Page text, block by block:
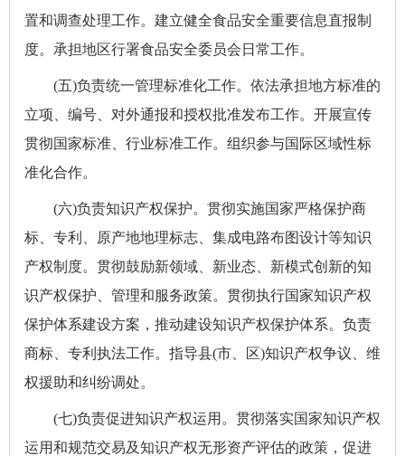
置和调查处理工作。建立健全食品安全重要信息直报制
度。承担地区行署食品安全委员会日常工作。
(五)负责统一管理标准化工作。依法承担地方标准的
立项、编号、对外通报和授权批准发布工作。开展宣传
贯彻国家标准、行业标准工作。组织参与国际区域性标
准化合作。
(六)负责知识产权保护。贯彻实施国家严格保护商
标、专利、原产地地理标志、集成电路布图设计等知识
产权制度。贯彻鼓励新领域、新业态、新模式创新的知
识产权保护、管理和服务政策。贯彻执行国家知识产权
保护体系建设方案，推动建设知识产权保护体系。负责
商标、专利执法工作。指导县(市、区)知识产权争议、维
权援助和纠纷调处。
(七)负责促进知识产权运用。贯彻落实国家知识产权
运用和规范交易及知识产权无形资产评估的政策，促进